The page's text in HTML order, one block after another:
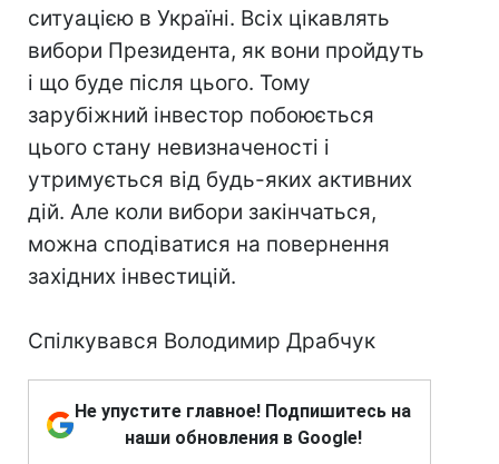
ситуацією в Україні. Всіх цікавлять
вибори Президента, як вони пройдуть
і що буде після цього. Тому
зарубіжний інвестор побоюється
цього стану невизначеності і
утримується від будь-яких активних
дій. Але коли вибори закінчаться,
можна сподіватися на повернення
західних інвестицій.
Спілкувався Володимир Драбчук
Не упустите главное! Подпишитесь на
наши обновления в Google!